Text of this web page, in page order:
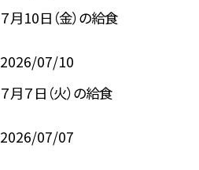
７月10日（金）の給食
2026/07/10
７月７日（火）の給食
2026/07/07